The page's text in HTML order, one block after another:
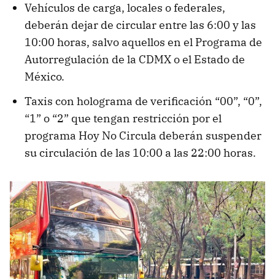
Vehículos de carga, locales o federales,
deberán dejar de circular entre las 6:00 y las
10:00 horas, salvo aquellos en el Programa de
Autorregulación de la CDMX o el Estado de
México.
Taxis con holograma de verificación “00”, “0”,
“1” o “2” que tengan restricción por el
programa Hoy No Circula deberán suspender
su circulación de las 10:00 a las 22:00 horas.